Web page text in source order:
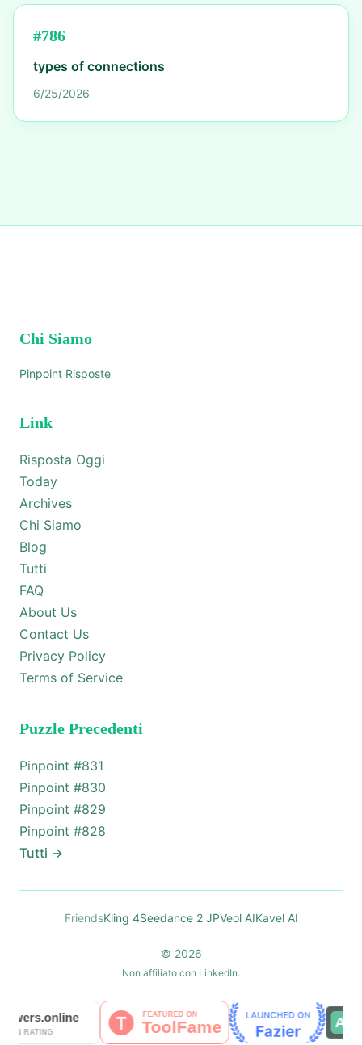
#786
types of connections
6/25/2026
Chi Siamo
Pinpoint Risposte
Link
Risposta Oggi
Today
Archives
Chi Siamo
Blog
Tutti
FAQ
About Us
Contact Us
Privacy Policy
Terms of Service
Puzzle Precedenti
Pinpoint #831
Pinpoint #830
Pinpoint #829
Pinpoint #828
Tutti →
FriendsKling 4Seedance 2 JPVeol AIKavel AI
© 2026
Non affiliato con LinkedIn.